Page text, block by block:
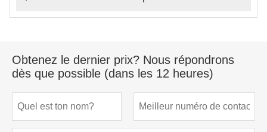
Obtenez le dernier prix? Nous répondrons
dès que possible (dans les 12 heures)